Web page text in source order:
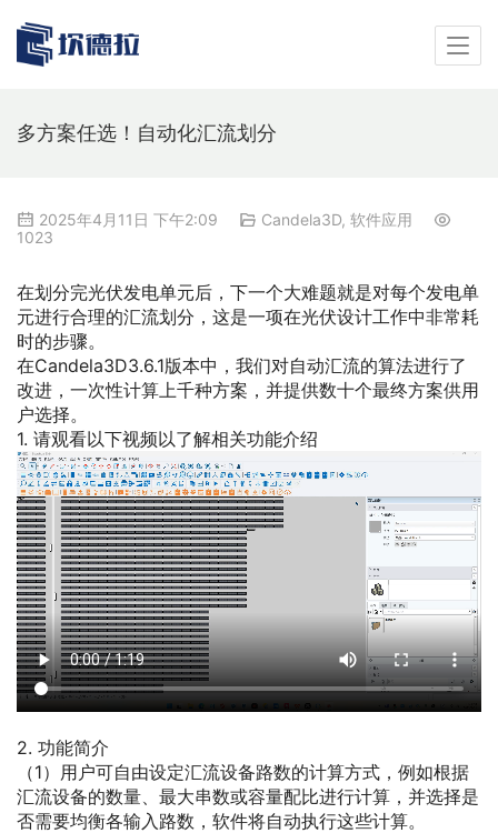
多方案任选！自动化汇流划分
2025年4月11日 下午2:09 Candela3D, 软件应用
1023
在划分完光伏发电单元后，下一个大难题就是对每个发电单
元进行合理的汇流划分，这是一项在光伏设计工作中非常耗
时的步骤。
在Candela3D3.6.1版本中，我们对自动汇流的算法进行了
改进，一次性计算上千种方案，并提供数十个最终方案供用
户选择。
1. 请观看以下视频以了解相关功能介绍
2. 功能简介
（1）用户可自由设定汇流设备路数的计算方式，例如根据
汇流设备的数量、最大串数或容量配比进行计算，并选择是
否需要均衡各输入路数，软件将自动执行这些计算。